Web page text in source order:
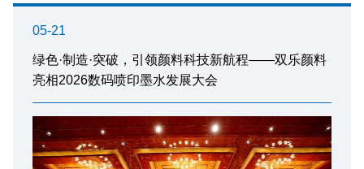
05-21
绿色·制造·突破，引领颜料科技新航程——双乐颜料
亮相2026数码喷印墨水发展大会